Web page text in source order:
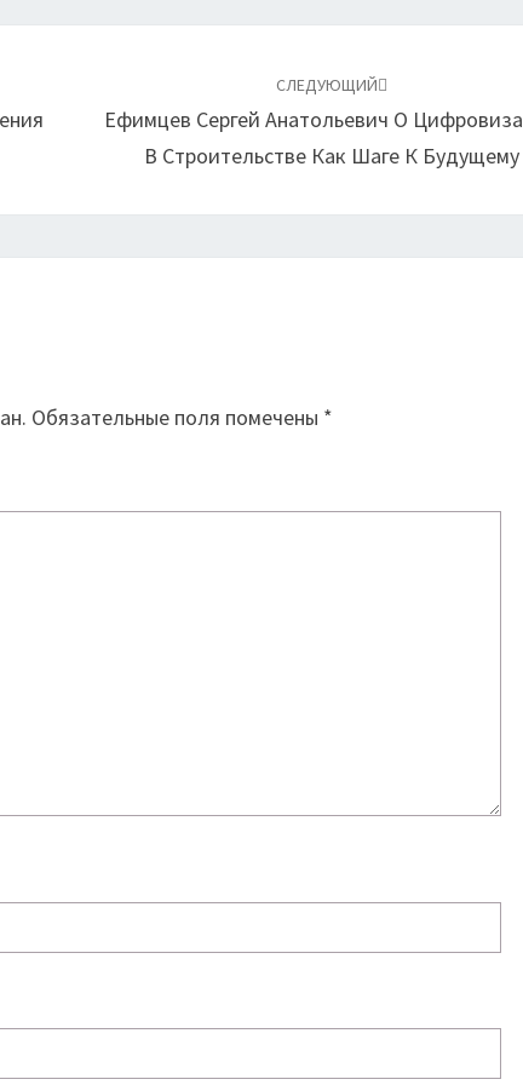
СЛЕДУЮЩИЙ
Ефимцев Сергей Анатольевич О
В Строительстве Как Шаге К Будущему
Обязательные поля помечены *